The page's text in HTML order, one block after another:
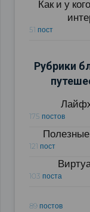
Как и у
51 пост
Рубрики
175 постов
121 пост
103 поста
89 постов